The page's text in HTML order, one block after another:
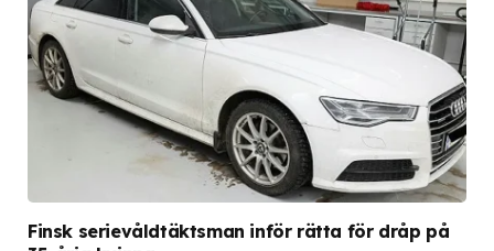
Finsk serievåldtäktsman inför rätta för dråp på